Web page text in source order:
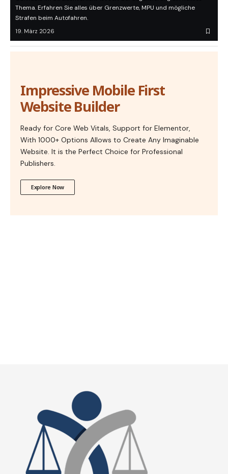
Thema. Erfahren Sie alles über Grenzwerte, MPU und mögliche
Strafen beim Autofahren.
19. März 2026
Impressive Mobile First
Website Builder
Ready for Core Web Vitals, Support for Elementor,
With 1000+ Options Allows to Create Any Imaginable
Website. It is the Perfect Choice for Professional
Publishers.
Explore Now